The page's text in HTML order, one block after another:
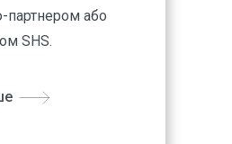
партнером або
SHS.